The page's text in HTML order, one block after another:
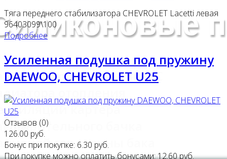
охлаждения ДВС
отопления
картера
бачка
горловины бака
Тяга переднего стабилизатора CHEVROLET Lacetti левая
96403099\100
Подробнее
Усиленная подушка под пружину
DAEWOO, CHEVROLET U25
Отзывов (0)
126.00 руб.
Бонус при покупке: 6.30 руб.
При покупке можно оплатить бонусами:12.60 руб.